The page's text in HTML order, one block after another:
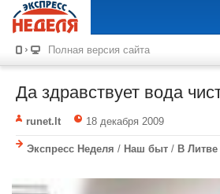
Полная версия сайта
Да здравствует вода
runet.lt 18 декабря 2009
Экспресс Неделя / Наш быт / В Литве